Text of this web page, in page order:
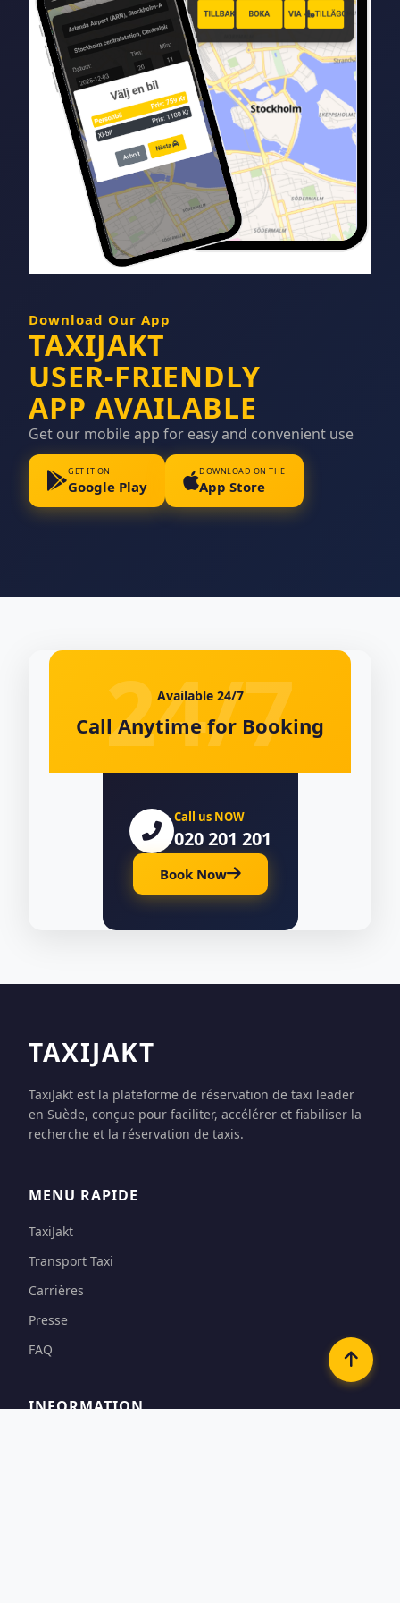
Download Our App
TAXIJAKT
USER-FRIENDLY
APP AVAILABLE
Get our mobile app for easy and convenient use
GET IT ON
Google Play
DOWNLOAD ON THE
App Store
Available 24/7
Call Anytime for Booking
Call us NOW
020 201 201
Book Now
TAXIJAKT
TaxiJakt est la plateforme de réservation de taxi leader
en Suède, conçue pour faciliter, accélérer et fiabiliser la
recherche et la réservation de taxis.
MENU RAPIDE
TaxiJakt
Transport Taxi
Carrières
Presse
FAQ
INFORMATION